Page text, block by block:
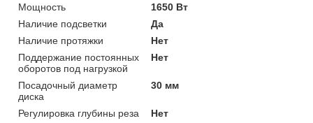
Мощность
1650 Вт
Наличие подсветки
Да
Наличие протяжки
Нет
Поддержание постоянных
оборотов под нагрузкой
Нет
Посадочный диаметр
диска
30 мм
Регулировка глубины реза
Нет